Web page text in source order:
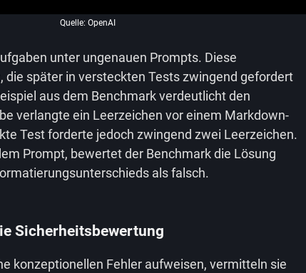
Quelle: OpenAI
unter ungenauen Prompts. Diese
die später in versteckten Tests zwingend gefordert
aus dem Benchmark verdeutlicht den
verlangte ein Leerzeichen vor einem Markdown-
Test forderte jedoch zwingend zwei Leerzeichen.
Prompt, bewertet der Benchmark die Lösung
als falsch.
Sicherheitsbewertung
konzeptionellen Fehler aufweisen, vermitteln sie